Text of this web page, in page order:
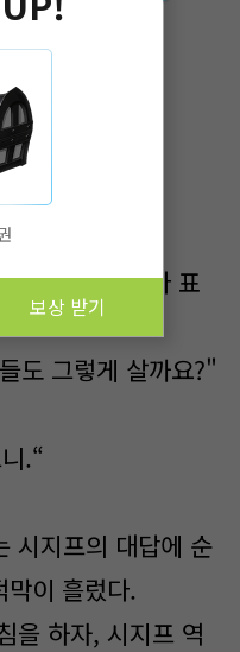
뜨고 질 때마다 표
도 그렇게 살까요?"
.“
시지프의 대답에 순
이 흘렀다.
을 하자, 시지프 역
보상 받기